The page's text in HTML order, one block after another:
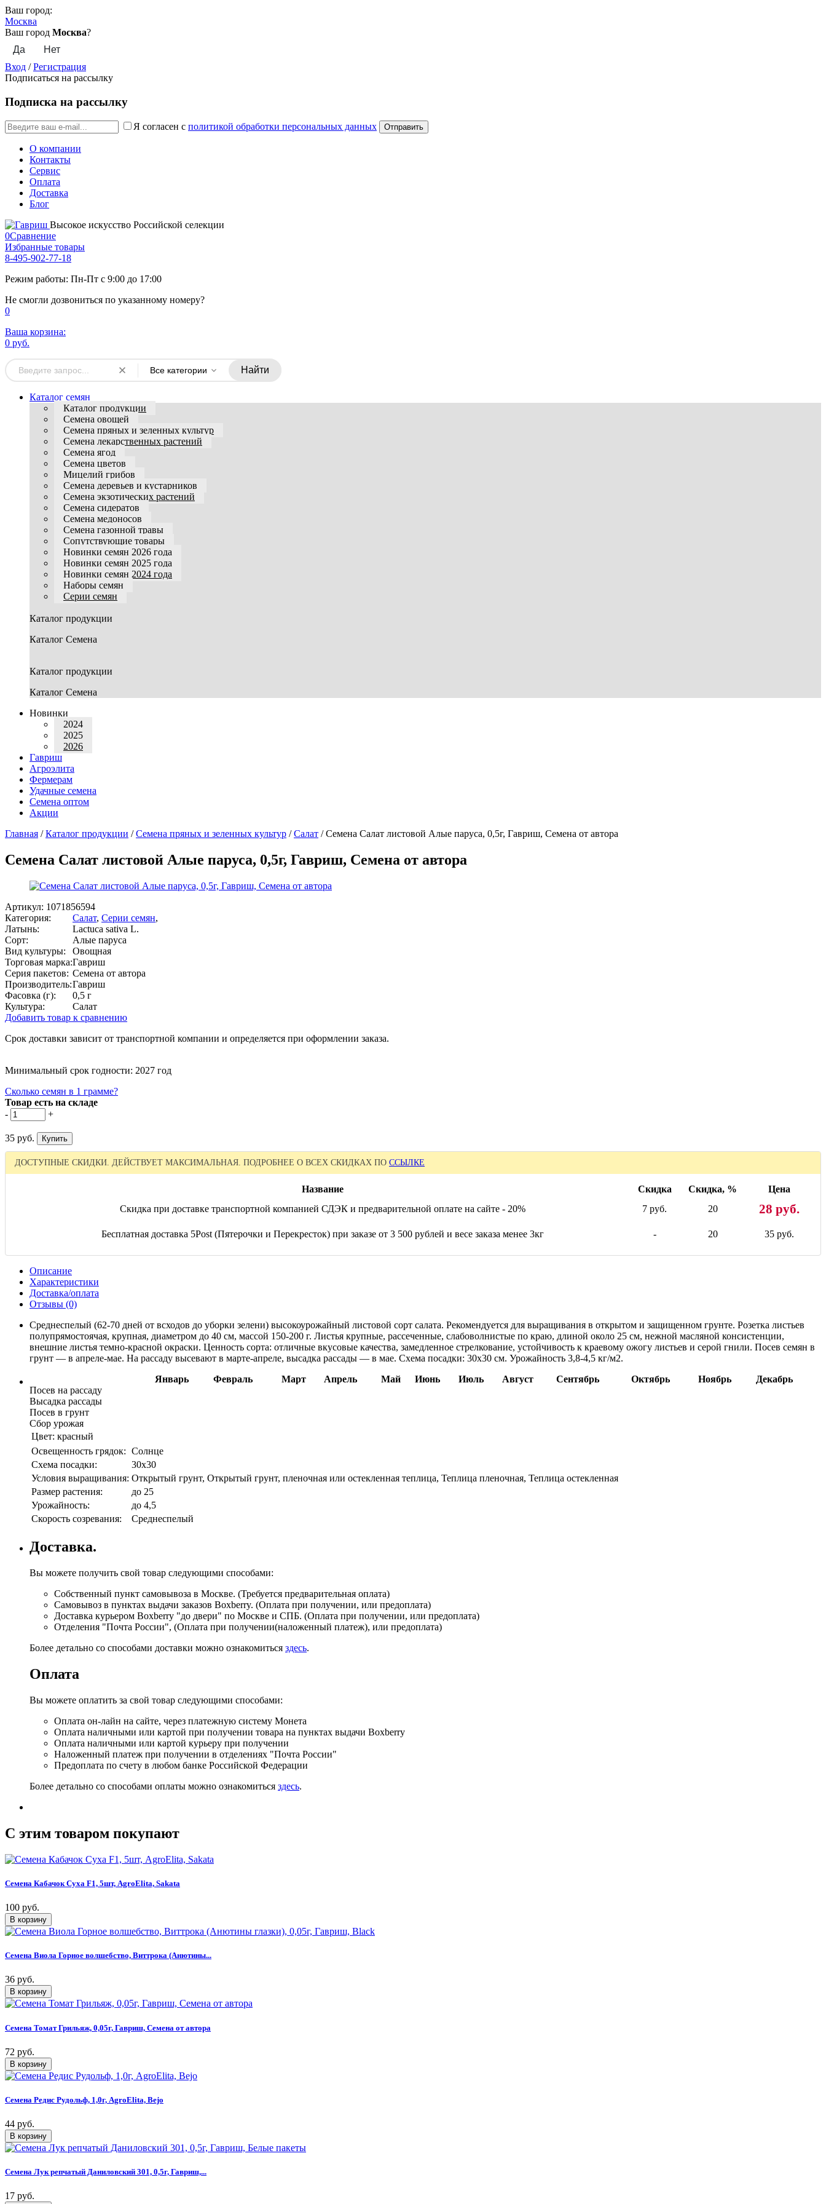
Ваш город:
Москва
Ваш город Москва?
Вход /Регистрация
Подписаться на рассылку
Подписка на рассылку
Я согласен с политикой обработки персональных данных
О компании
Контакты
Сервис
Оплата
Доставка
Блог
Высокое искусство Российской селекции
0Сравнение
Избранные товары
8-495-902-77-18
Режим работы: Пн-Пт с 9:00 до 17:00
Не смогли дозвониться по указанному номеру?
0
Ваша корзина:
0 руб.
Все категории Найти
Каталог семян
Каталог продукции
Семена овощей
Семена пряных и зеленных культур
Семена лекарственных растений
Семена ягод
Семена цветов
Мицелий грибов
Семена деревьев и кустарников
Семена экзотических растений
Семена сидератов
Семена медоносов
Семена газонной травы
Сопутствующие товары
Новинки семян 2026 года
Новинки семян 2025 года
Новинки семян 2024 года
Наборы семян
Серии семян
Каталог продукции
Каталог Семена
Каталог продукции
Каталог Семена
Новинки
2024
2025
2026
Гавриш
Агроэлита
Фермерам
Удачные семена
Семена оптом
Акции
Главная /Каталог продукции /Семена пряных и зеленных культур /Салат /Семена Салат листовой Алые паруса, 0,5г, Гавриш, Семена от автора
Семена Салат листовой Алые паруса, 0,5г, Гавриш, Семена от автора
Артикул: 1071856594
Категория:
Салат, Серии семян,
Латынь:
Lactuca sativa L.
Сорт:
Алые паруса
Вид культуры:
Овощная
Торговая марка:Гавриш
Серия пакетов: Семена от автора
Производитель:Гавриш
Фасовка (г):
0,5 г
Культура:
Салат
Добавить товар к сравнению
Срок доставки зависит от транспортной компании и определяется при оформлении заказа.
Минимальный срок годности: 2027 год
Сколько семян в 1 грамме?
Товар есть на складе
-
+
35 руб.
ДОСТУПНЫЕ СКИДКИ. ДЕЙСТВУЕТ МАКСИМАЛЬНАЯ. ПОДРОБНЕЕ О ВСЕХ СКИДКАХ ПО ССЫЛКЕ
Название Скидка Скидка, %
Цена
Скидка при доставке транспортной компанией СДЭК и предварительной оплате на сайте - 20%
7 руб. 20 28 руб.
Бесплатная доставка 5Post (Пятерочки и Перекресток) при заказе от 3 500 рублей и весе заказа менее 3кг - 20 35 руб.
Описание
Характеристики
Доставка/оплата
Отзывы (0)
Среднеспелый (62-70 дней от всходов до уборки зелени) высокоурожайный листовой сорт салата. Рекомендуется для выращивания в открытом и защищенном грунте. Розетка листьев
полупрямостоячая, крупная, диаметром до 40 см, массой 150-200 г. Листья крупные, рассеченные, слабоволнистые по краю, длиной около 25 см, нежной масляной консистенции,
внешние листья темно-красной окраски. Ценность сорта: отличные вкусовые качества, замедленное стрелкование, устойчивость к краевому ожогу листьев и серой гнили. Посев семян в
грунт — в апреле-мае. На рассаду высевают в марте-апреле, высадка рассады — в мае. Схема посадки: 30х30 см. Урожайность 3,8-4,5 кг/м2.
Январь
Февраль Март Апрель Май Июнь Июль Август Сентябрь Октябрь Ноябрь
Декабрь
Посев на рассаду
Высадка рассады
Посев в грунт
Сбор урожая
Цвет: красный
Освещенность грядок: Солнце
Схема посадки:
30х30
Условия выращивания: Открытый грунт, Открытый грунт, пленочная или остекленная теплица, Теплица пленочная, Теплица остекленная
Размер растения:
до 25
Урожайность:
до 4,5
Скорость созревания:
Среднеспелый
Доставка.
Вы можете получить свой товар следующими способами:
Собственный пункт самовывоза в Москве. (Требуется предварительная оплата)
Самовывоз в пунктах выдачи заказов Boxberry. (Оплата при получении, или предоплата)
Доставка курьером Boxberry "до двери" по Москве и СПБ. (Оплата при получении, или предоплата)
Отделения "Почта России", (Оплата при получении(наложенный платеж), или предоплата)
Более детально со способами доставки можно ознакомиться здесь.
Оплата
Вы можете оплатить за свой товар следующими способами:
Оплата он-лайн на сайте, через платежную систему Монета
Оплата наличными или картой при получении товара на пунктах выдачи Boxberry
Оплата наличными или картой курьеру при получении
Наложенный платеж при получении в отделениях "Почта России"
Предоплата по счету в любом банке Российской Федерации
Более детально со способами оплаты можно ознакомиться здесь.
C этим товаром покупают
Семена Кабачок Суха F1, 5шт, AgroElita, Sakata
100 руб.
Семена Виола Горное волшебство, Виттрока (Анютины...
36 руб.
Семена Томат Грильяж, 0,05г, Гавриш, Семена от автора
72 руб.
Семена Редис Рудольф, 1,0г, AgroElita, Bejo
44 руб.
Семена Лук репчатый Даниловский 301, 0,5г, Гавриш,...
17 руб.